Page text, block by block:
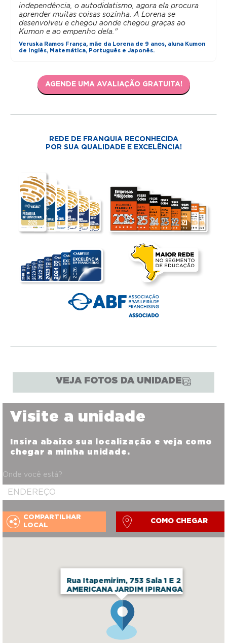
independência, o autodidatismo, agora ela procura
aprender muitas coisas sozinha. A Lorena se
desenvolveu e chegou aonde chegou graças ao
Kumon e ao empenho dela."
Veruska Ramos França, mãe da Lorena de 9 anos, aluna Kumon
de Inglês, Matemática, Português e Japonês.
AGENDE UMA AVALIAÇÃO GRATUITA!
REDE DE FRANQUIA RECONHECIDA
POR SUA QUALIDADE E EXCELÊNCIA!
VEJA FOTOS DA UNIDADE
Rua Itapemirim, 753 Sala 1 E 2
AMERICANA JARDIM IPIRANGA
Visite a unidade
Insira abaixo sua localização e veja como
chegar a minha unidade.
Onde você está?
COMPARTILHAR
LOCAL
COMO CHEGAR